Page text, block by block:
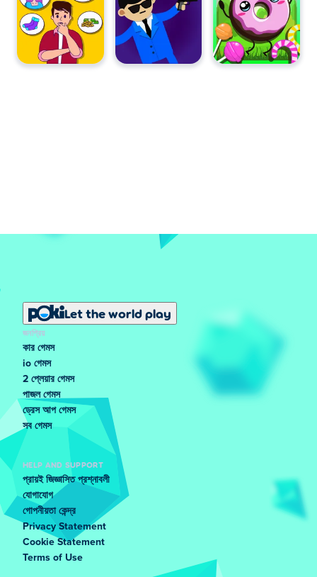
Let the world play
জনপ্রিয়
কার গেমস
io গেমস
2 প্লেয়ার গেমস
পাজল গেমস
ড্রেস আপ গেমস
সব গেমস
HELP AND SUPPORT
প্রায়ই জিজ্ঞাসিত প্রশ্নাবলী
যোগাযোগ
গোপনীয়তা কেন্দ্র
Privacy Statement
Cookie Statement
Terms of Use